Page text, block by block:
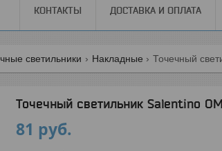
КОНТАКТЫ ДОСТАВКА И ОПЛАТА
светильники Накладные Точечный
Точечный светильник Salentino
81 руб.